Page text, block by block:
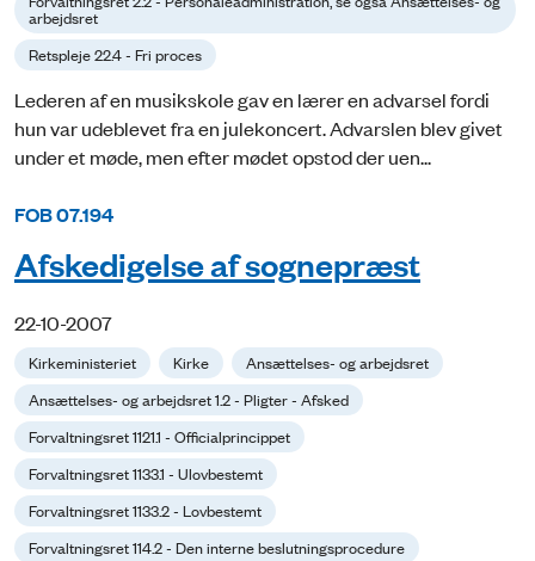
arbejdsret
Retspleje 22.4 - Fri proces
Lederen af en musikskole gav en lærer en advarsel fordi
hun var udeblevet fra en julekoncert. Advarslen blev givet
under et møde, men efter mødet opstod der uen...
FOB 07.194
Afskedigelse af sognepræst
22-10-2007
Kirkeministeriet Kirke
Ansættelses- og arbejdsret
Ansættelses- og arbejdsret 1.2 - Pligter - Afsked
Forvaltningsret 1121.1 - Officialprincippet
Forvaltningsret 1133.1 - Ulovbestemt
Forvaltningsret 1133.2 - Lovbestemt
Forvaltningsret 114.2 - Den interne beslutningsprocedure